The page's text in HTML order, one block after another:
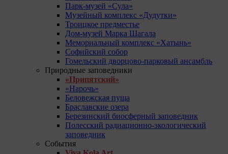
Парк-музей «Сула»
Музейный комплекс «Дудутки»
Троицкое предместье
Дом-музей Марка Шагала
Мемориальный комплекс «Хатынь»
Софийский собор
Гомельский дворцово-парковый ансамбль
Природные заповедники
«Припятский»
«Нарочь»
Беловежская пуща
Браславские озера
Березинский биосферный заповедник
Полесский радиационно-экологический
заповедник
События